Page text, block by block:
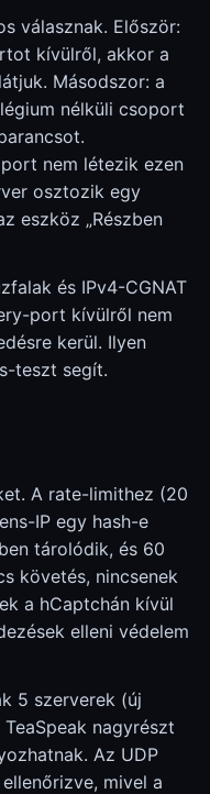
válasznak. Először:
kívülről, akkor a
Másodszor: a
nélküli csoport
nem létezik ezen
osztozik egy
eszköz „Részben
és IPv4-CGNAT
port kívülről nem
kerül. Ilyen
teszt segít.
A rate-limithez (20
IP egy hash-e
tárolódik, és 60
követés, nincsenek
a hCaptchán kívül
elleni védelem
5 szerverek (új
nagyrészt
Az UDP
mivel a